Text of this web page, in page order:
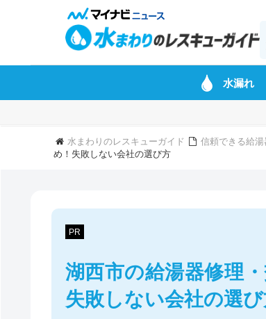
水漏れ
水まわりのレスキューガイド 信頼できる給湯
め！失敗しない会社の選び方
PR
湖西市の給湯器修理
失敗しない会社の選